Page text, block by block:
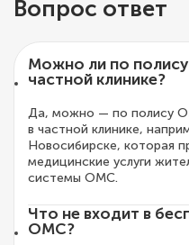
Вопрос ответ
Можно ли по
частной клинике?
Да, можно — по полису
в частной клинике,
Новосибирске, которая
медицинские услуги
системы ОМС.
Что не входит в
ОМС?